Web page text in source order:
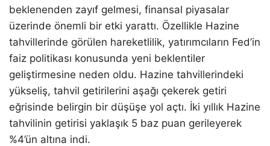
beklenenden zayıf gelmesi, finansal piyasalar
üzerinde önemli bir etki yarattı. Özellikle Hazine
tahvillerinde görülen hareketlilik, yatırımcıların Fed’in
faiz politikası konusunda yeni beklentiler
geliştirmesine neden oldu. Hazine tahvillerindeki
yükseliş, tahvil getirilerini aşağı çekerek getiri
eğrisinde belirgin bir düşüşe yol açtı. İki yıllık Hazine
tahvilinin getirisi yaklaşık 5 baz puan gerileyerek
%4’ün altına indi.